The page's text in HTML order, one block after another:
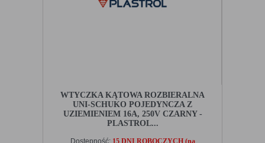
WTYCZKA KĄTOWA ROZBIERALNA
UNI-SCHUKO POJEDYNCZA Z
UZIEMIENIEM 16A, 250V CZARNY -
PLASTROL...
Dostępność: 15 DNI ROBOCZYCH (na